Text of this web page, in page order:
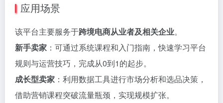
应用场景
该平台主要服务于跨境电商从业者及相关企业。
新手卖家 ：可通过系统课程和入门指南，快速学习平台
规则与运营技巧，完成从0到1的起步。
成长型卖家 ：利用数据工具进行市场分析和选品决策，
借助营销课程突破流量瓶颈，实现规模扩张。